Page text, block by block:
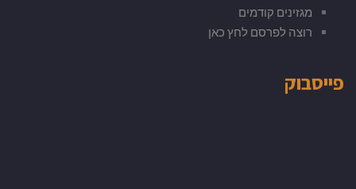
מגזינים קודמים
רוצה לפרסם לחץ כאן
פייסבוק